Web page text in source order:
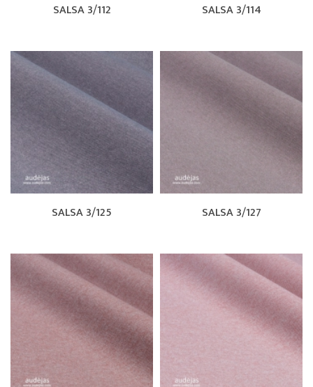
SALSA 3/112 SALSA 3/114
SALSA 3/125 SALSA 3/127